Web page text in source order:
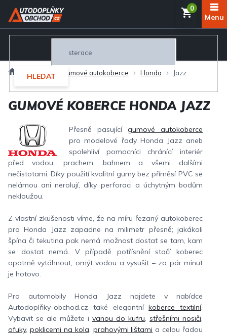
Přejít
obsah
HLEDAT
Interiér Gumové autokoberce Honda Jazz
GUMOVÉ KOBERCE HONDA JAZZ
Přesně pasující gumové autokoberce
pro modelové řady Honda Jazz aneb
spolehliví pomocníci chránící interiér
před vodou, prachem, bahnem a všemi dalšími
nečistotami. Díky použití kvalitní gumy bez příměsí PVC se
nelámou ani nerolují, díky perforaci a úchytným bodům
nekloužou.
Z vlastní zkušenosti víme, že na míru řezaný autokoberec
pro Honda Jazz zapadne na milimetr přesně; jakákoli
špína či tekutina pak nemá možnost dostat se tam, kam
se dostat nemá. V případě potřísnění stačí koberec
opatrně vytáhnout, omýt vodou a vysušit – za pár minut
je hotovo.
Pro automobily Honda Jazz najdete v nabídce
Autodoplňky-obchod.cz také elegantníkoberce textilní.
Vybavit se ale můžete i vanou do kufru, střešními nosiči,
ofuky, poklicemi na kola, prahovými lištami a celou řadou